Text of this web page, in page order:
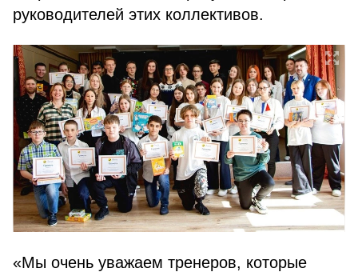
руководителей этих коллективов.
«Мы очень уважаем тренеров, которые